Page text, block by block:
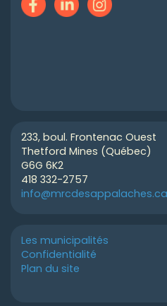
233, boul. Frontenac Ouest
Thetford Mines (Québec)
G6G 6K2
418 332-2757
info@mrcdesappalaches.ca
Les municipalités
Confidentialité
Plan du site